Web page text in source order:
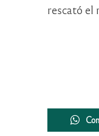
rescató el